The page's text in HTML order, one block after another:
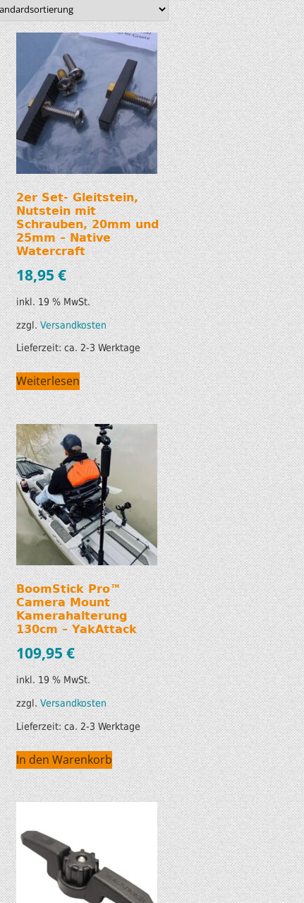
2er Set- Gleitstein,
Nutstein mit
Schrauben, 20mm und
25mm – Native
Watercraft
18,95€
inkl. 19 % MwSt.
zzgl.Versandkosten
Lieferzeit:ca. 2-3 Werktage
Weiterlesen
BoomStick Pro™
Camera Mount
Kamerahalterung
130cm – YakAttack
109,95€
inkl. 19 % MwSt.
zzgl.Versandkosten
Lieferzeit:ca. 2-3 Werktage
In den Warenkorb